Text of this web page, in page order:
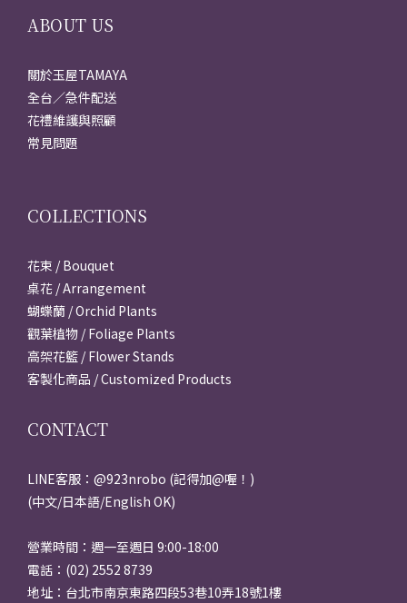
ABOUT US
關於玉屋TAMAYA
全台／急件配送
花禮維護與照顧
常見問題
COLLECTIONS
花束 / Bouquet
桌花 / Arrangement
蝴蝶蘭 / Orchid Plants
觀葉植物 / Foliage Plants
高架花籃 / Flower Stands
客製化商品 / Customized Products
CONTACT
LINE客服：@923nrobo (記得加@喔！)
(中文/日本語/English OK)
營業時間：週一至週日 9:00-18:00
電話：(02) 2552 8739
地址：台北市南京東路四段53巷10弄18號1樓